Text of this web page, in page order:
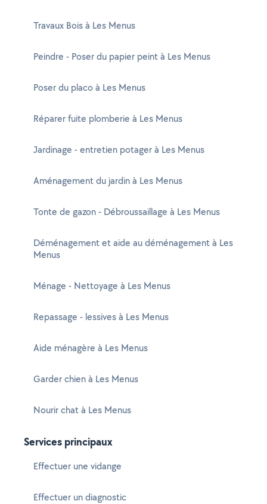
Travaux Bois à Les Menus
Peindre - Poser du papier peint à Les Menus
Poser du placo à Les Menus
Réparer fuite plomberie à Les Menus
Jardinage - entretien potager à Les Menus
Aménagement du jardin à Les Menus
Tonte de gazon - Débroussaillage à Les Menus
Déménagement et aide au déménagement à Les
Menus
Ménage - Nettoyage à Les Menus
Repassage - lessives à Les Menus
Aide ménagère à Les Menus
Garder chien à Les Menus
Nourir chat à Les Menus
Services principaux
Effectuer une vidange
Effectuer un diagnostic